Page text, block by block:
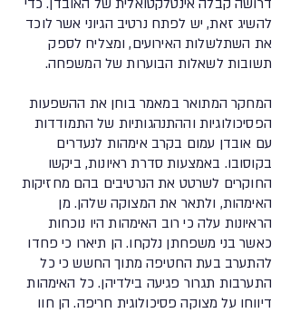
דרושה קבלה אינטלקטואלית של האובדן. כדי
להשיג זאת, יש לפתח נרטיב הגיוני אשר לוכד
את השתלשלות האירועים, ומצליח לספק
תשובות לשאלות הבוערות של המשפחה.
המחקר המתואר במאמר בוחן את ההשפעות
הפסיכולוגיות וההתנהגותיות של התמודדות
עם אובדן עמום בקרב אימהות לנעדרים
בקוסובו. באמצעות סדרת ראיונות, ביקשו
החוקרים לשרטט את הנרטיבים בהם מחזיקות
האימהות, ולתאר את המצוקה שלהן. מן
הראיונות עלה כי רוב האימהות היו נוכחות
כאשר בני משפחתן נלקחו. הן תיארו כי פחדו
להתערב בעת החטיפה מתוך החשש כי כל
התערבות תגרור פגיעה בילדיהן. כל האימהות
דיווחו על מצוקה פסיכולוגית חריפה. הן חוו